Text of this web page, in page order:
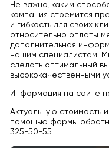
Не важно, каким
компания стремится
и гибкость для своих
относительно оплаты
дополнительная
нашим специалистам.
сделать оптимальный
высококачественными
Информация на сайте
Актуальную стоимость
помощью формы
325-50-55